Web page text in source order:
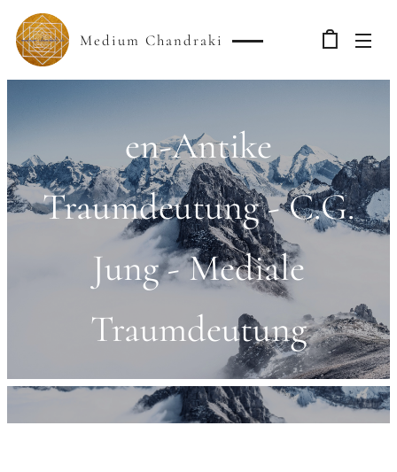
Medium Chandraki
en-Antike
Traumdeutung - C.G.
Jung - Mediale
Traumdeutung